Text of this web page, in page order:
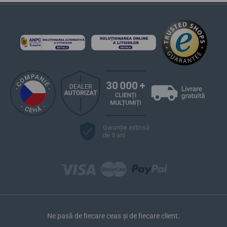
Garanție extinsă
de 5 ani
Ne pasă de fiecare ceas și de fiecare client.